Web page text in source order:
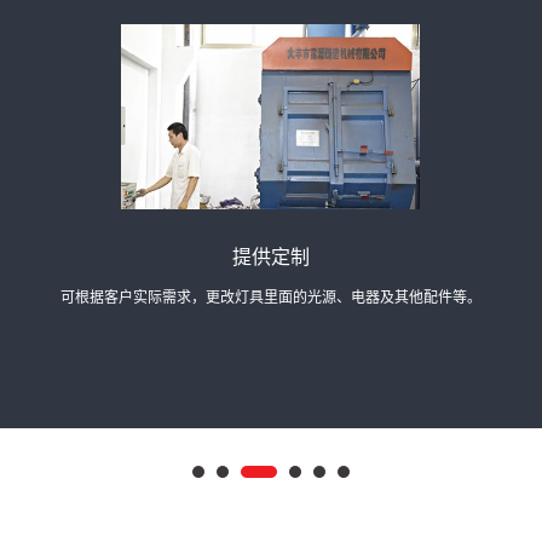
经验丰富
经过多年发展，能够快速达成产品研发、生产、供应需求的共识，提供相应解决方